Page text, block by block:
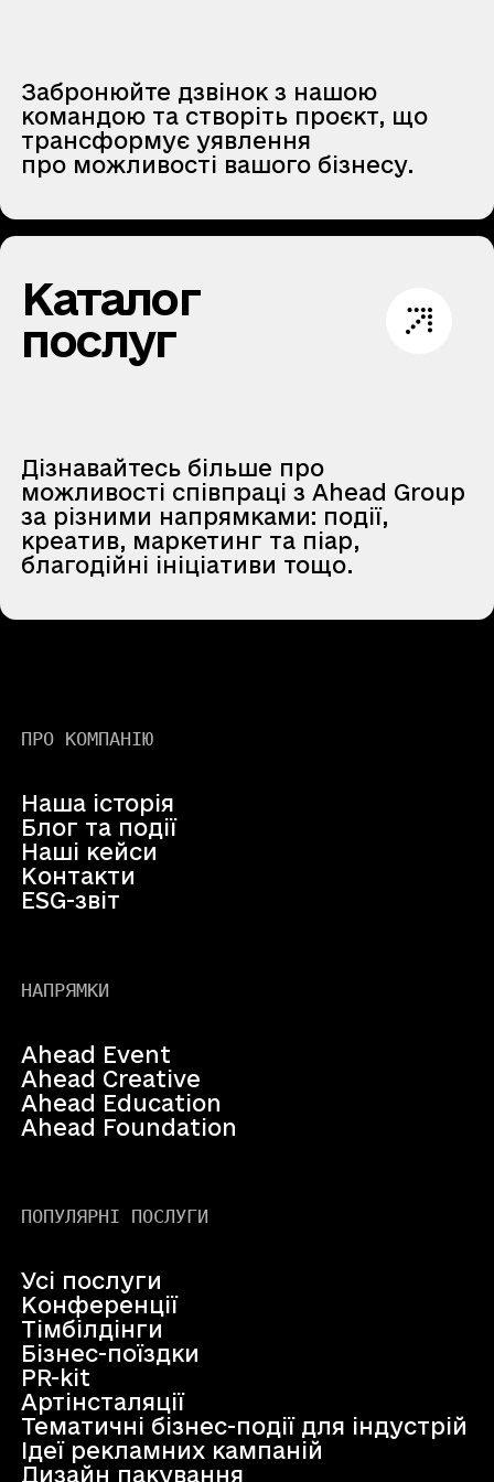
Забронюйте дзвінок з нашою
командою та створіть проєкт, що
трансформує уявлення
про можливості вашого бізнесу.
Каталог
послуг
Дізнавайтесь більше про
можливості співпраці з Ahead Group
за різними напрямками: події,
креатив, маркетинг та піар,
благодійні ініціативи тощо.
ПРО КОМПАНІЮ
Наша історія
Блог та події
Наші кейси
Контакти
ESG-звіт
НАПРЯМКИ
Ahead Event
Ahead Creative
Ahead Education
Ahead Foundation
ПОПУЛЯРНІ ПОСЛУГИ
Усі послуги
Конференції
Тімбілдінги
Бізнес-поїздки
PR-kit
Артінсталяції
Тематичні бізнес-події для індустрій
Ідеї рекламних кампаній
Дизайн пакування